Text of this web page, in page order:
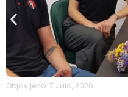
Objavljeno: 7 Jula, 2026